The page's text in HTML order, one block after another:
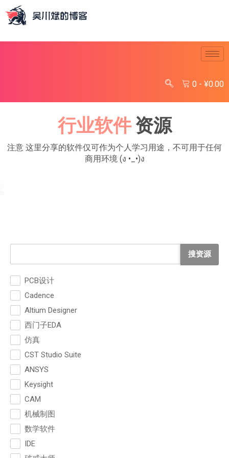
0 - ¥0.00
行业软件资源
注意 这里分享的软件仅可作为个人学习 用途，不可用于任何
商用环境 (ง •_•)ง
搜资源
PCB设计
Cadence
Altium Designer
西门子EDA
仿真
CST Studio Suite
ANSYS
Keysight
CAM
机械制图
数学软件
IDE